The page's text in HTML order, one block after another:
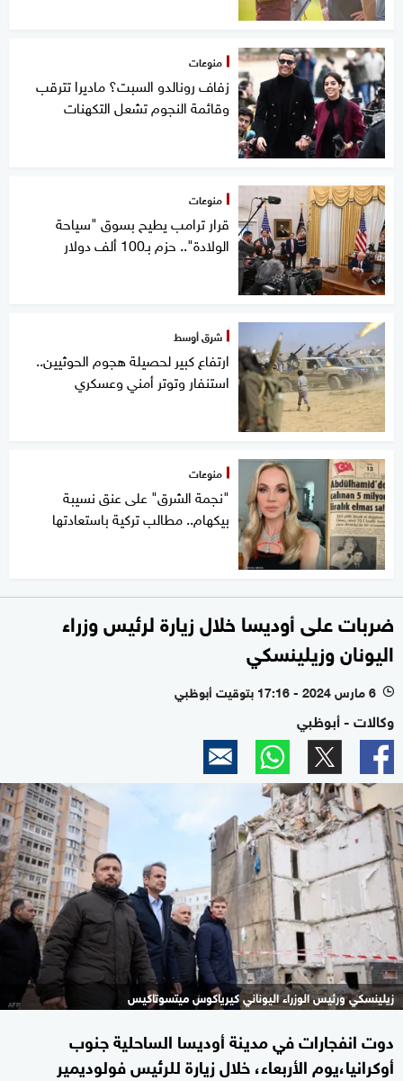
منوعات
زفاف رونالدو السبت؟ ماديرا تترقب
وقائمة النجوم تشعل التكهنات
منوعات
قرار ترامب يطيح بسوق "سياحة
الولادة".. حزم بـ100 ألف دولار
شرق أوسط
ارتفاع كبير لحصيلة هجوم الحوثيين..
استنفار وتوتر أمني وعسكري
منوعات
"نجمة الشرق" على عنق نسيبة
بيكهام.. مطالب تركية باستعادتها
ضربات على أوديسا خلال زيارة لرئيس وزراء
اليونان وزيلينسكي
l 6 مارس 2024 - 17:16 بتوقيت أبوظبي
وكالات - أبوظبي
زيلينسكي ورئيس الوزراء اليوناني كيرياكوس ميتسوتاكيس
دوت انفجارات في مدينة أوديسا الساحلية جنوب
أوكرانيا،يوم الأربعاء، خلال زيارة للرئيس فولوديمير